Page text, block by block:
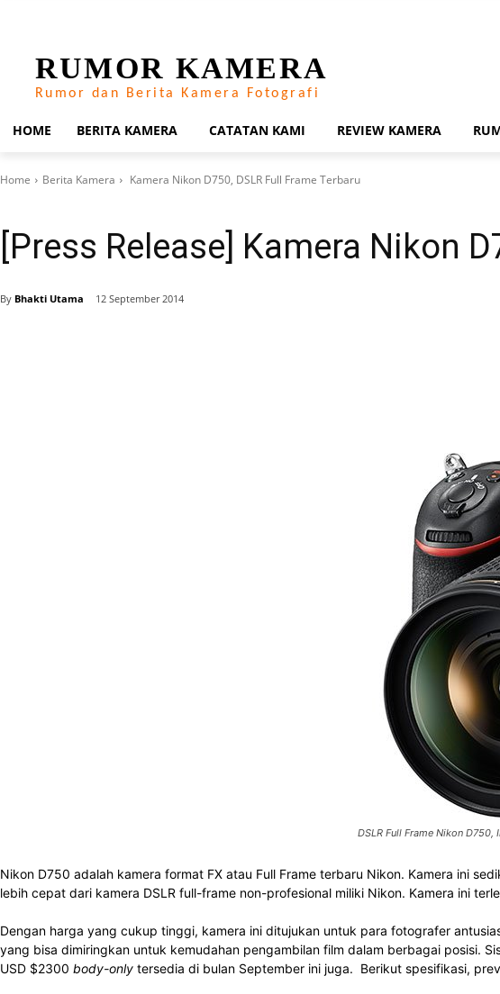
RUMOR KAMERA
Rumor dan Berita Kamera Fotografi
HOME BERITA KAMERA CATATAN KAMI REVIEW KAMERA
Home Berita Kamera Kamera Nikon D750, DSLR Full Frame Terbaru
[Press Release] Kamera Nikon
By Bhakti Utama 12 September 2014
DSLR Full Frame Nikon D750,
Nikon D750 adalah kamera format FX atau Full Frame terbaru Nikon. Kamera ini
lebih cepat dari kamera DSLR full-frame non-profesional miliki Nikon. Kamera ini
Dengan harga yang cukup tinggi, kamera ini ditujukan untuk para fotografer
yang bisa dimiringkan untuk kemudahan pengambilan film dalam berbagai posisi.
USD $2300 body-only tersedia di bulan September ini juga. Berikut spesifikasi,